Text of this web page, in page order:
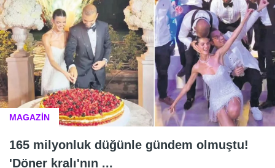
MAGAZİN
165 milyonluk düğünle gündem olmuştu!
'Döner kralı'nın ...